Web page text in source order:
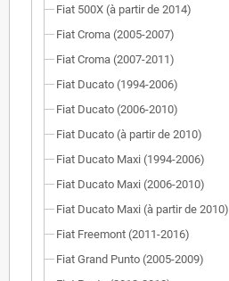
Fiat 500X (à partir de 2014)
Fiat Croma (2005-2007)
Fiat Croma (2007-2011)
Fiat Ducato (1994-2006)
Fiat Ducato (2006-2010)
Fiat Ducato (à partir de 2010)
Fiat Ducato Maxi (1994-2006)
Fiat Ducato Maxi (2006-2010)
Fiat Ducato Maxi (à partir de 2010)
Fiat Freemont (2011-2016)
Fiat Grand Punto (2005-2009)